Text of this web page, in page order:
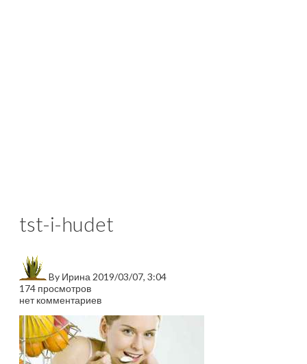
tst-i-hudet
By Ирина 2019/03/07, 3:04
174 просмотров
нет комментариев